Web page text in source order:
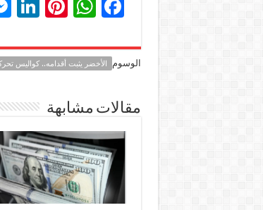
F
e
b
o
k
W
at
sA
p
p
Pi
er
es
t
Li
k
e
n
الوسوم الأخضر يثبت أقدامه.. كواليس
مقالات مشابهة